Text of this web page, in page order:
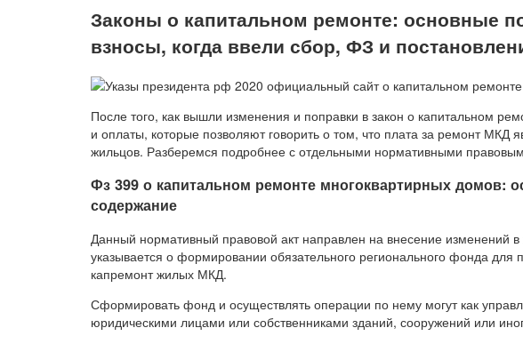
Законы о капитальном ремонте: основные
взносы, когда ввели сбор, ФЗ и
После того, как вышли изменения и поправки в закон о капитальном
и оплаты, которые позволяют говорить о том, что плата за ремонт МКД
жильцов. Разберемся подробнее с отдельными нормативными
Фз 399 о капитальном ремонте многоквартирных домов:
содержание
Данный нормативный правовой акт направлен на внесение изменений
указывается о формировании обязательного регионального фонда для
капремонт жилых МКД.
Сформировать фонд и осуществлять операции по нему могут как
юридическими лицами или собственниками зданий, сооружений или